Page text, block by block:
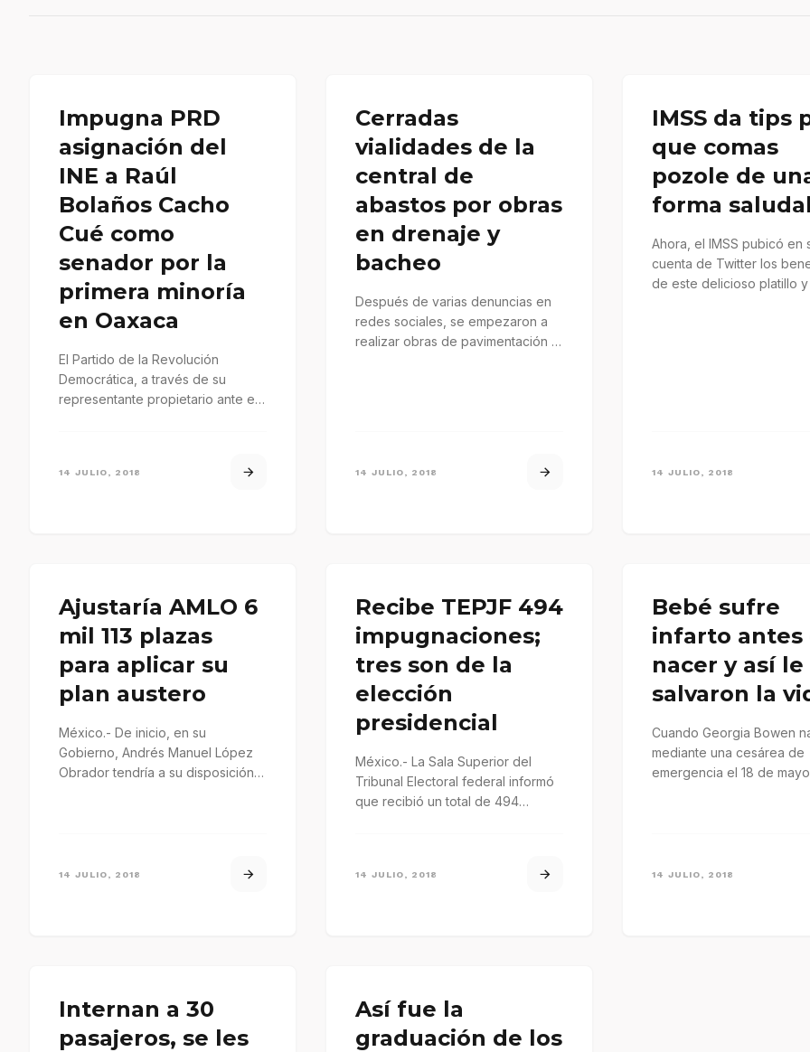
Impugna PRD
asignación del
INE a Raúl
Bolaños Cacho
Cué como
senador por la
primera minoría
en Oaxaca
El Partido de la Revolución
Democrática, a través de su
representante propietario ante el
14 JULIO, 2018
Cerradas
vialidades de la
central de
abastos por obras
en drenaje y
bacheo
Después de varias denuncias en
redes sociales, se empezaron a
realizar obras de pavimentación y
14 JULIO, 2018
IMSS da tips
que comas
pozole de
forma
Ahora, el IMSS pubicó en
cuenta de Twitter los
de este delicioso platillo y
14 JULIO, 2018
Ajustaría AMLO 6
mil 113 plazas
para aplicar su
plan austero
México.- De inicio, en su
Gobierno, Andrés Manuel López
Obrador tendría a su disposición 6
14 JULIO, 2018
Recibe TEPJF 494
impugnaciones;
tres son de la
elección
presidencial
México.- La Sala Superior del
Tribunal Electoral federal informó
que recibió un total de 494
14 JULIO, 2018
Bebé sufre
infarto antes
nacer y así le
salvaron la
Cuando Georgia Bowen
mediante una cesárea de
emergencia el 18 de
14 JULIO, 2018
Internan a 30
pasajeros, se les
Así fue la
graduación de los